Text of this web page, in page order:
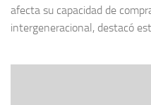
afecta su capacidad de
intergeneracional, destacó